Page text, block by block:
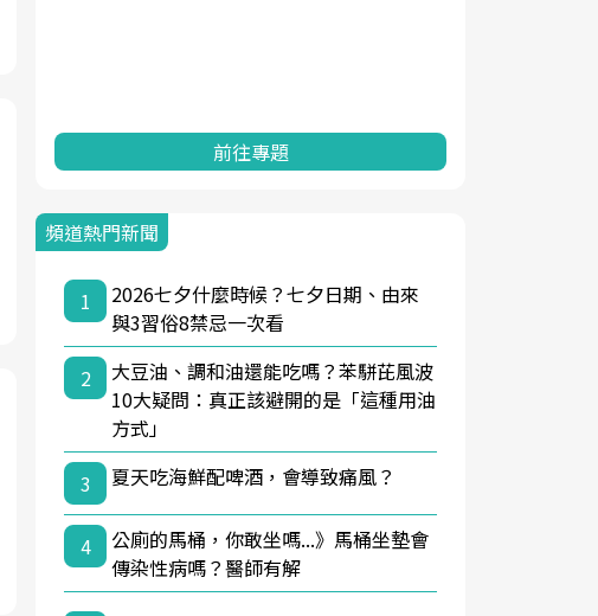
前往專題
頻道熱門新聞
1
2026七夕什麼時候？七夕日期、由來
與3習俗8禁忌一次看
2
大豆油、調和油還能吃嗎？苯駢芘風波
10大疑問：真正該避開的是「這種用油
方式」
3
夏天吃海鮮配啤酒，會導致痛風？
4
公廁的馬桶，你敢坐嗎...》馬桶坐墊會
傳染性病嗎？醫師有解